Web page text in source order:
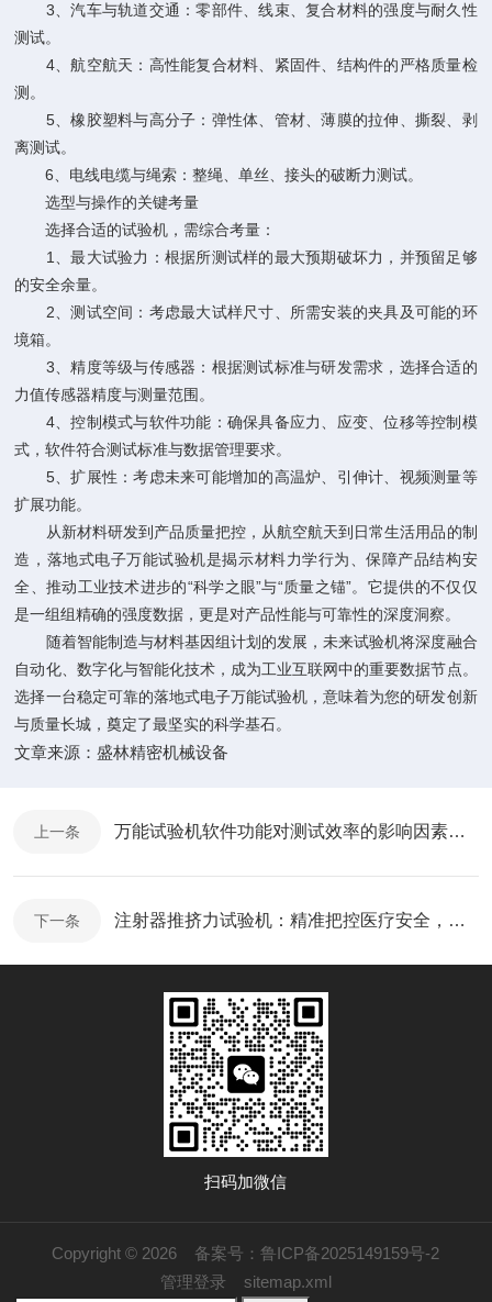
3、汽车与轨道交通：零部件、线束、复合材料的强度与耐久性
测试。
4、航空航天：高性能复合材料、紧固件、结构件的严格质量检
测。
5、橡胶塑料与高分子：弹性体、管材、薄膜的拉伸、撕裂、剥
离测试。
6、电线电缆与绳索：整绳、单丝、接头的破断力测试。
选型与操作的关键考量
选择合适的试验机，需综合考量：
1、最大试验力：根据所测试样的最大预期破坏力，并预留足够
的安全余量。
2、测试空间：考虑最大试样尺寸、所需安装的夹具及可能的环
境箱。
3、精度等级与传感器：根据测试标准与研发需求，选择合适的
力值传感器精度与测量范围。
4、控制模式与软件功能：确保具备应力、应变、位移等控制模
式，软件符合测试标准与数据管理要求。
5、扩展性：考虑未来可能增加的高温炉、引伸计、视频测量等
扩展功能。
从新材料研发到产品质量把控，从航空航天到日常生活用品的制
造，落地式电子万能试验机是揭示材料力学行为、保障产品结构安
全、推动工业技术进步的“科学之眼”与“质量之锚”。它提供的不仅仅
是一组组精确的强度数据，更是对产品性能与可靠性的深度洞察。
随着智能制造与材料基因组计划的发展，未来试验机将深度融合
自动化、数字化与智能化技术，成为工业互联网中的重要数据节点。
选择一台稳定可靠的落地式电子万能试验机，意味着为您的研发创新
与质量长城，奠定了最坚实的科学基石。
文章来源：盛林精密机械设备
上一条 万能试验机软件功能对测试效率的影响因素：从流程到结果拆解分析
下一条 注射器推挤力试验机：精准把控医疗安全，筑牢注射器质量防线
扫码加微信
Copyright © 2026 备案号：鲁ICP备2025149159号-2
管理登录
sitemap.xml